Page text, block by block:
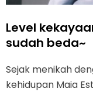
Level
sudah beda~
Sejak menikah
kehidupan Maia